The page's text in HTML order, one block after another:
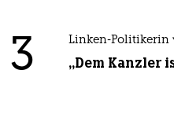
3 Linken-Politikerin
„Dem Kanzler